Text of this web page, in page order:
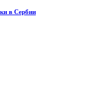
в Сербии